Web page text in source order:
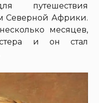
путешествия
Северной Африки.
месяцев,
и он стал